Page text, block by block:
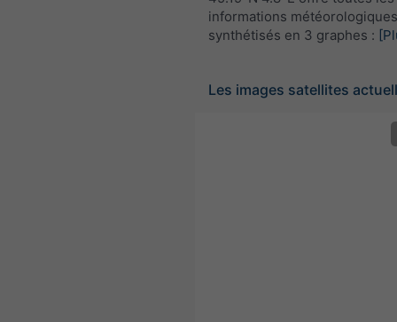
informations météorologiques
synthétisés en 3 graphes :
Les images satellites